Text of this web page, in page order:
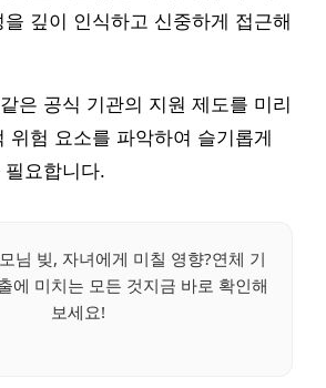
깊이 인식하고 신중하게 접근해
은 공식 기관의 지원 제도를 미리
위험 요소를 파악하여 슬기롭게
요합니다.
님 빚, 자녀에게 미칠 영향?연체 기
에 미치는 모든 것지금 바로 확인해
보세요!